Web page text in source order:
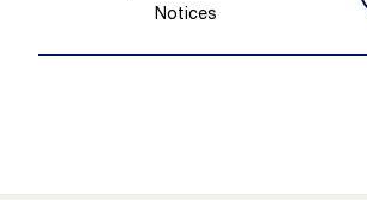
Notices